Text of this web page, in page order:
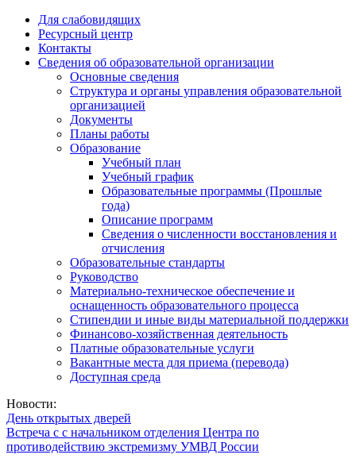
Для слабовидящих
Ресурсный центр
Контакты
Сведения об образовательной организации
Основные сведения
Структура и органы управления образовательной
организацией
Документы
Планы работы
Образование
Учебный план
Учебный график
Образовательные программы (Прошлые
года)
Описание программ
Сведения о численности восстановления и
отчисления
Образовательные стандарты
Руководство
Материально-техническое обеспечение и
оснащенность образовательного процесса
Стипендии и иные виды материальной поддержки
Финансово-хозяйственная деятельность
Платные образовательные услуги
Вакантные места для приема (перевода)
Доступная среда
Новости:
День открытых дверей
Встреча с с начальником отделения Центра по
противодействию экстремизму УМВД России